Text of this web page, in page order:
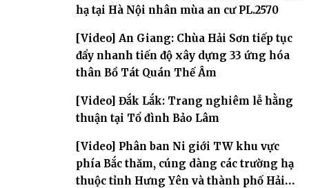
hạ tại Hà Nội nhân mùa an cư PL.2570
[Video] An Giang: Chùa Hải Sơn tiếp tục
đẩy nhanh tiến độ xây dựng 33 ứng hóa
thân Bồ Tát Quán Thế Âm
[Video] Đắk Lắk: Trang nghiêm lễ hằng
thuận tại Tổ đình Bảo Lâm
[Video] Phân ban Ni giới TW khu vực
phía Bắc thăm, cúng dàng các trường hạ
thuộc tỉnh Hưng Yên và thành phố Hải